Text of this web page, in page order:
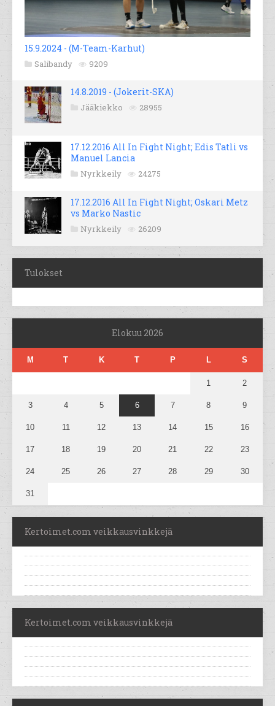
15.9.2024 - (M-Team-Karhut)
Salibandy 9209
14.8.2019 - (Jokerit-SKA)
Jääkiekko 28955
17.12.2016 All In Fight Night; Edis Tatli vs
Manuel Lancia
Nyrkkeily 24275
17.12.2016 All In Fight Night; Oskari Metz
vs Marko Nastic
Nyrkkeily 26209
Tulokset
Elokuu 2026
M T K T P L S
1 2
3 4 5 6 7 8 9
10 11 12 13 14 15 16
17 18 19 20 21 22 23
24 25 26 27 28 29 30
31
Kertoimet.com veikkausvinkkejä
Kertoimet.com veikkausvinkkejä